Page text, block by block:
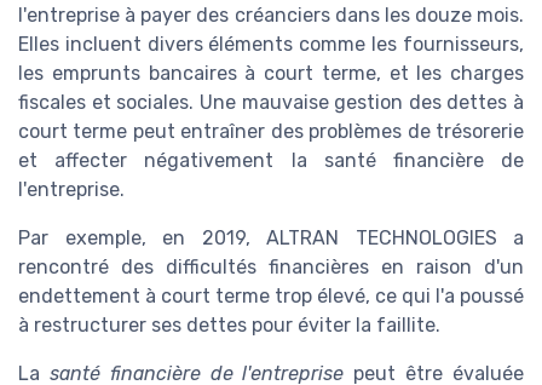
l'entreprise à payer des créanciers dans les douze mois.
Elles incluent divers éléments comme les fournisseurs,
les emprunts bancaires à court terme, et les charges
fiscales et sociales. Une mauvaise gestion des dettes à
court terme peut entraîner des problèmes de trésorerie
et affecter négativement la santé financière de
l'entreprise.
Par exemple, en 2019, ALTRAN TECHNOLOGIES a
rencontré des difficultés financières en raison d'un
endettement à court terme trop élevé, ce qui l'a poussé
à restructurer ses dettes pour éviter la faillite.
La santé financière de l'entreprise peut être évaluée